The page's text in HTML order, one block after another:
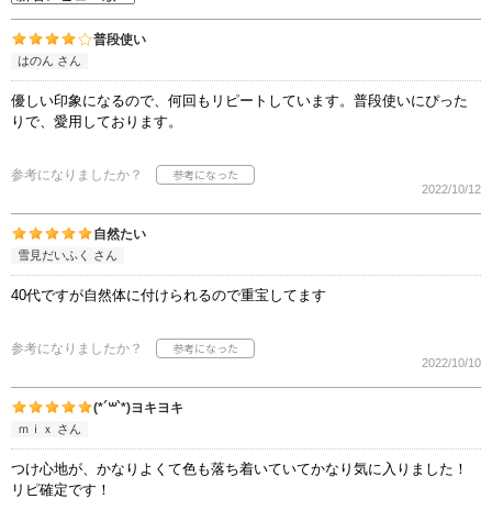
普段使い
はのん さん
優しい印象になるので、何回もリピートしています。普段使いにぴった
りで、愛用しております。
参考になりましたか？
2022/10/12
自然たい
雪見だいふく さん
40代ですが自然体に付けられるので重宝してます
参考になりましたか？
2022/10/10
(*´꒳`*)ヨキヨキ
ｍｉｘ さん
つけ心地が、かなりよくて色も落ち着いていてかなり気に入りました！
リピ確定です！